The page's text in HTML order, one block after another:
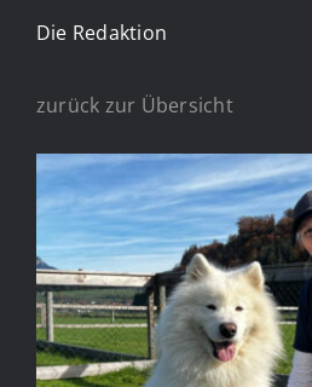
Die Redaktion
zurück zur Übersicht